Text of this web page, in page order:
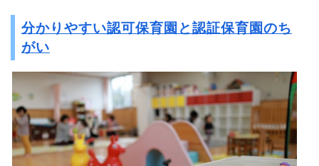
分かりやすい認可保育園と認証保育園のち
がい